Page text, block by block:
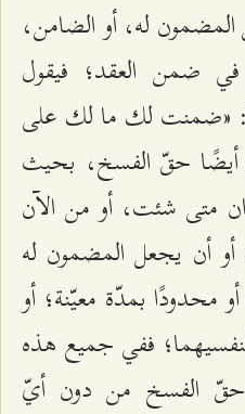
له، أو الضامن،
ضمن العقد؛ فيقول
«ضمنت لك ما لك على
أيضًا حقّ الفسخ، بحيث
متى شئت، أو من الآن
أو أن يجعل المضمون له
محدودًا بمدّة معيّنة؛ أو
ففي جميع هذه
حقّ الفسخ من دون أيّ